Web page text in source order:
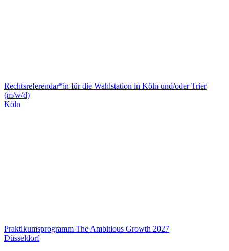
Rechtsreferendar*in für die Wahlstation in Köln und/oder Trier
(m/w/d)
Köln
Praktikumsprogramm The Ambitious Growth 2027
Düsseldorf